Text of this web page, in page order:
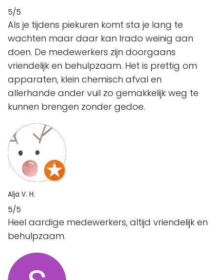
5/5
Als je tijdens piekuren komt sta je lang te
wachten maar daar kan Irado weinig aan
doen. De medewerkers zijn doorgaans
vriendelijk en behulpzaam. Het is prettig om
apparaten, klein chemisch afval en
allerhande ander vuil zo gemakkelijk weg te
kunnen brengen zonder gedoe.
Alja V. H.
5/5
Heel aardige medewerkers, altijd vriendelijk en
behulpzaam.